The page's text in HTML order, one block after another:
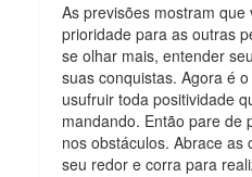
As previsões mostram
prioridade para as outras
se olhar mais, entender
suas conquistas. Agora é
usufruir toda positividade
mandando. Então pare de
nos obstáculos. Abrace as
seu redor e corra para